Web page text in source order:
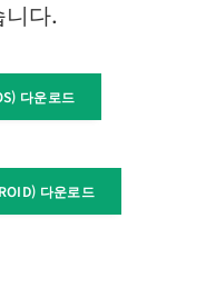
니다.
다운로드
다운로드